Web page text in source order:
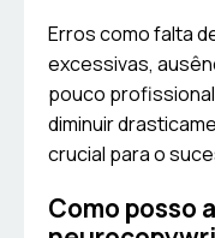
Erros como falta
excessivas,
pouco
diminuir
crucial para o
Como posso